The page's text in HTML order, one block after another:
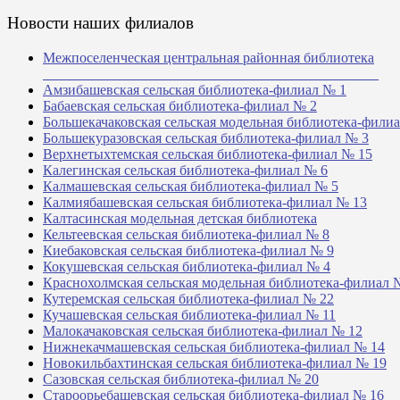
Новости наших филиалов
Межпоселенческая центральная районная библиотека
Амзибашевская сельская библиотека-филиал № 1
Бабаевская сельская библиотека-филиал № 2
Большекачаковская сельская модельная библиотека-
Большекуразовская сельская библиотека-филиал № 3
Верхнетыхтемская сельская библиотека-филиал № 15
Калегинская сельская библиотека-филиал № 6
Калмашевская сельская библиотека-филиал № 5
Калмиябашевская сельская библиотека-филиал № 13
Калтасинская модельная детская библиотека
Кельтеевская сельская библиотека-филиал № 8
Киебаковская сельская библиотека-филиал № 9
Кокушевская сельская библиотека-филиал № 4
Краснохолмская сельская модельная библиотека-филиал
Кутеремская сельская библиотека-филиал № 22
Кучашевская сельская библиотека-филиал № 11
Малокачаковская сельская библиотека-филиал № 12
Нижнекачмашевская сельская библиотека-филиал № 14
Новокильбахтинская сельская библиотека-филиал № 19
Сазовская сельская библиотека-филиал № 20
Староорьебашевская сельская библиотека-филиал № 16